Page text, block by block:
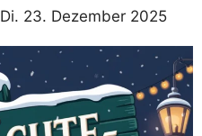
Di. 23. Dezember 2025